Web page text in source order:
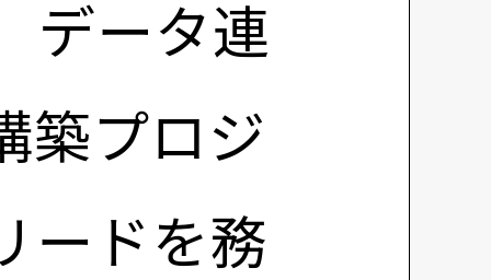
データ連
築プロジ
ードを務